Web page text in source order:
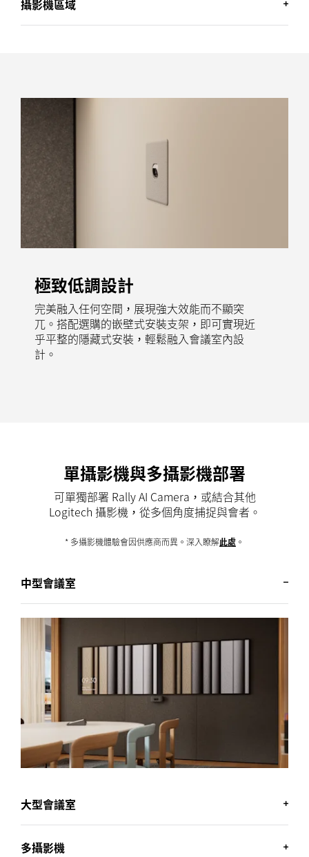
針對需要看到整個會議室場景的情況，群組檢視會框選
會議室內所有與會者。
* 螢幕畫面為模擬影像
專為簡報或單人主講的會議設計，發言者檢視** 會將鏡
頭鎖定在會議室內的當下發言者身上。
攝影機區域
攝影機區域可讓管理員透過左右與深度限制，指定哪些
人應該或不應該被取景入鏡，藉此消除玻璃牆與大面窗
極致低調設計
完美融入任何空間，展現強大效能而不顯突
兀。搭配選購的嵌壁式安裝支架，即可實現近
乎平整的隱藏式安裝，輕鬆融入會議室內設
計。
單攝影機與多攝影機部署
可單獨部署 Rally AI Camera，或結合其他
Logitech 攝影機，從多個角度捕捉與會者。
* 多攝影機體驗會因供應商而異。深入瞭解此處 。
中型會議室
大型會議室
多攝影機